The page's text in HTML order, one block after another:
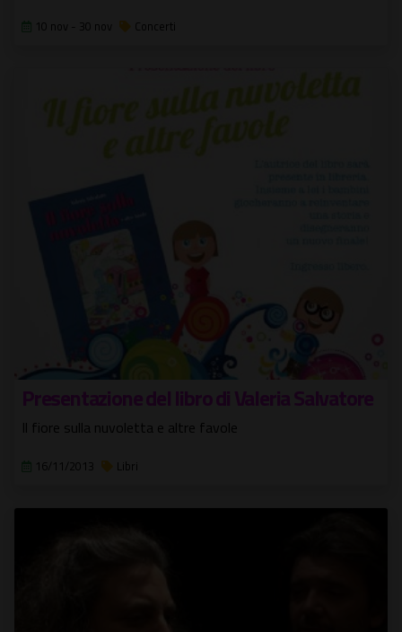
10 nov - 30 nov Concerti
Presentazione del libro di Valeria Salvatore
Il fiore sulla nuvoletta e altre favole
16/11/2013 Libri